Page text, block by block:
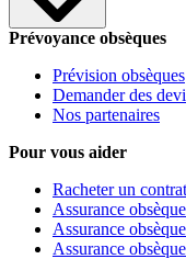
Prévoyance obsèques
Prévision obsèques
Demander des
Nos partenaires
Pour vous aider
Racheter un
Assurance
Assurance
Assurance